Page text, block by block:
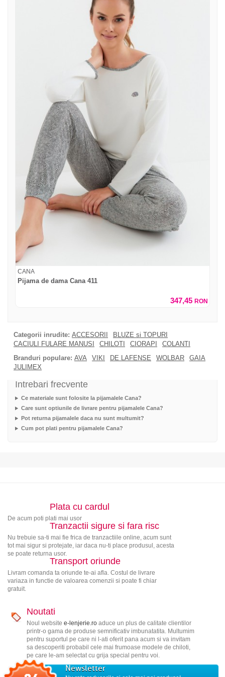
CANA
Pijama de dama Cana 411
347,45 RON
Categorii inrudite: ACCESORII
BLUZE si TOPURI
CACIULI FULARE MANUSI
CHILOTI CIORAPI
COLANTI
Branduri populare: AVA VIKI DE LAFENSE WOLBAR
GAIA
JULIMEX
Intrebari frecvente
Ce materiale sunt folosite la pijamalele Cana?
Care sunt optiunile de livrare pentru pijamalele Cana?
Pot returna pijamalele daca nu sunt multumit?
Cum pot plati pentru pijamalele Cana?
Plata cu cardul
De acum poti plati mai usor
Tranzactii sigure si fara risc
Nu trebuie sa-ti mai fie frica de tranzactiile online, acum sunt
tot mai sigur si protejate, iar daca nu-ti place produsul, acesta
se poate returna usor.
Transport oriunde
Livram comanda ta oriunde te-ai afla. Costul de livrare
variaza in functie de valoarea comenzii si poate fi chiar
gratuit.
Noutati
Noul website e-lenjerie.roaduce un plus de calitate clientilor
printr-o gama de produse semnificativ imbunatatita. Multumim
pentru suportul pe care ni l-ati oferit pana acum si va invitam
sa descoperiti probabil cele mai frumoase modele de chiloti,
pe care le-am selectat cu grija special pentru voi.
Newsletter